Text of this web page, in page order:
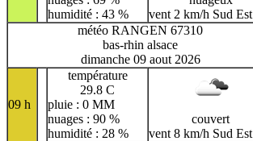
humidité : 43 %
vent 2 km/h Sud Est
météo RANGEN 67310
bas-rhin alsace
dimanche 09 aout 2026
09 h
température
29.8 C
pluie : 0 MM
nuages : 90 %
humidité : 28 %
couvert
vent 8 km/h Sud Est